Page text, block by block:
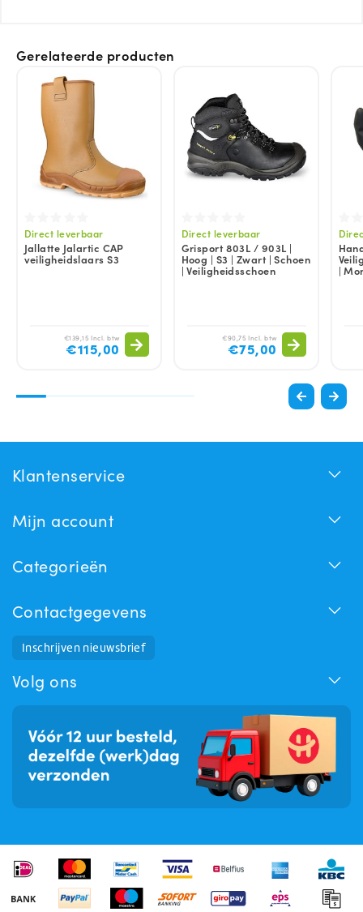
Gerelateerde producten
Direct leverbaar
Jallatte Jalartic CAP
veiligheidslaars S3
€139,15 Incl. btw
€115,00
Direct leverbaar
Grisport 803L / 903L |
Hoog | S3 | Zwart | Schoen
| Veiligheidsschoen
€90,75 Incl. btw
€75,00
|
Klantenservice
Mijn account
Categorieën
Contactgegevens
Inschrijven nieuwsbrief
Volg ons